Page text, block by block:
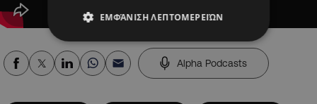
Alpha Podcasts
ΕΜΦΆΝΙΣΗ ΛΕΠΤΟΜΕΡΕΙΏΝ